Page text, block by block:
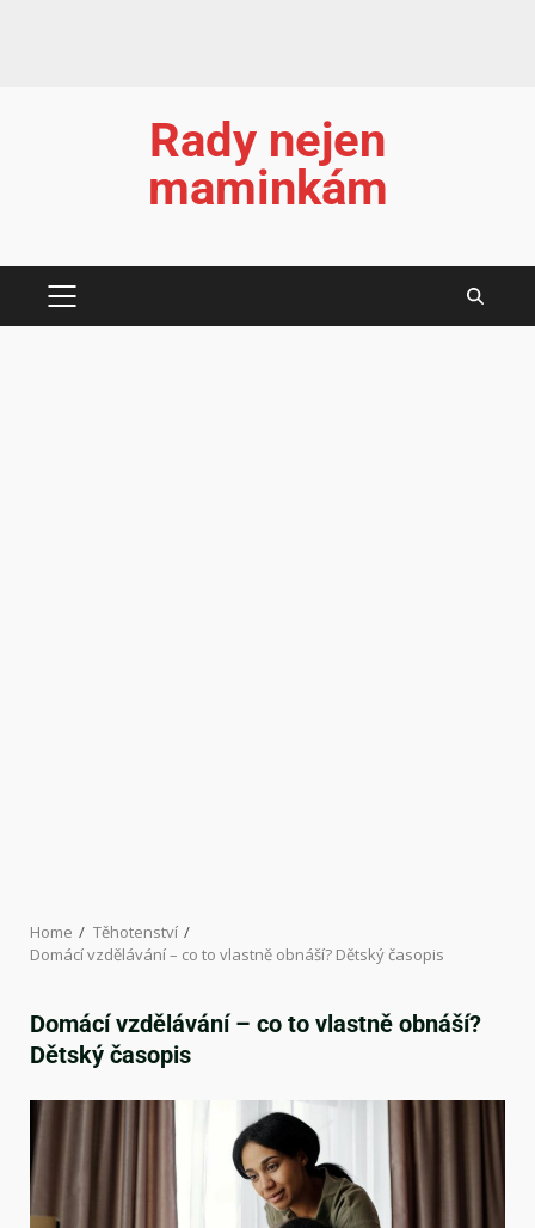
Rady nejen
maminkám
Home
Těhotenství
Domácí vzdělávání – co to vlastně obnáší? Dětský časopis
Domácí vzdělávání – co to vlastně obnáší?
Dětský časopis